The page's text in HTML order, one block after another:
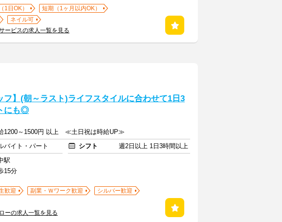
1日OK）
短期（1ヶ月以内OK）
ネイル可
ービスの求人一覧を見る
フ】(朝～ラスト)ライフスタイルに合わせて1日3
にも◎
1200～1500円 以上 ≪土日祝は時給UP≫
バイト・パート シフト
週2日以上 1日3時間以上
駅
15分
歓迎 副業・Ｗワーク歓迎
シルバー歓迎
ーの求人一覧を見る